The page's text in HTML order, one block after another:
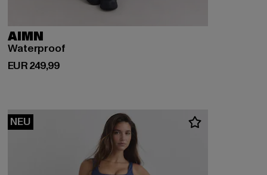
AIMN
Waterproof
EUR 249,99
Derzeitiger Preis: EUR 249,99
NEU